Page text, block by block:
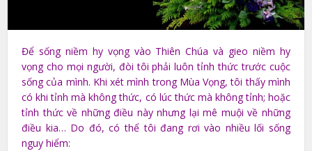
Để sống niềm hy vọng vào Thiên Chúa và gieo niềm hy
vọng cho mọi người, đòi tôi phải luôn tỉnh thức trước cuộc
sống của mình. Khi xét mình trong Mùa Vọng, tôi thấy mình
có khi tỉnh mà không thức, có lúc thức mà không tỉnh; hoặc
tỉnh thức về những điều này nhưng lại mê muội về những
điều kia… Do đó, có thể tôi đang rơi vào nhiều lối sống
nguy hiểm: